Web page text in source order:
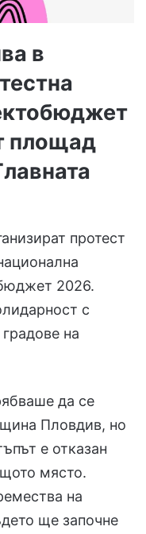
в
площад
протест
2026.
с
на
да се
Пловдив, но
е отказан
място.
на
ще започне